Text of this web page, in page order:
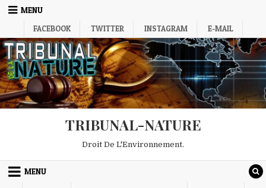
Skip
MENU
FACEBOOK
TWITTER INSTAGRAM E-MAIL
TRIBUNAL-NATURE
Droit De L'Environnement.
MENU